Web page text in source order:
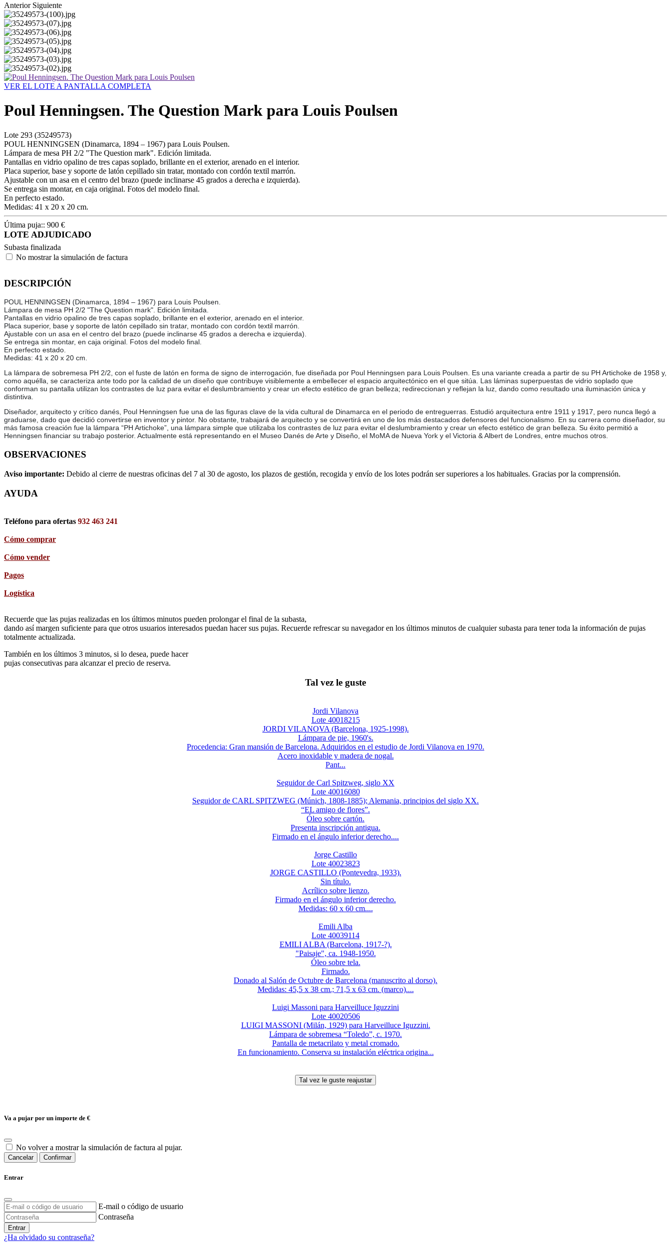
Anterior Siguiente
VER EL LOTE A PANTALLA COMPLETA
Poul Henningsen. The Question Mark para Louis Poulsen
Lote 293 (35249573)
POUL HENNINGSEN (Dinamarca, 1894 – 1967) para Louis Poulsen.
Lámpara de mesa PH 2/2 "The Question mark". Edición limitada.
Pantallas en vidrio opalino de tres capas soplado, brillante en el exterior, arenado en el interior.
Placa superior, base y soporte de latón cepillado sin tratar, montado con cordón textil marrón.
Ajustable con un asa en el centro del brazo (puede inclinarse 45 grados a derecha e izquierda).
Se entrega sin montar, en caja original. Fotos del modelo final.
En perfecto estado.
Medidas: 41 x 20 x 20 cm.
Última puja:: 900 €
LOTE ADJUDICADO
Subasta finalizada
No mostrar la simulación de factura
DESCRIPCIÓN
POUL HENNINGSEN (Dinamarca, 1894 – 1967) para Louis Poulsen.
Lámpara de mesa PH 2/2 "The Question mark". Edición limitada.
Pantallas en vidrio opalino de tres capas soplado, brillante en el exterior, arenado en el interior.
Placa superior, base y soporte de latón cepillado sin tratar, montado con cordón textil marrón.
Ajustable con un asa en el centro del brazo (puede inclinarse 45 grados a derecha e izquierda).
Se entrega sin montar, en caja original. Fotos del modelo final.
En perfecto estado.
Medidas: 41 x 20 x 20 cm.
La lámpara de sobremesa PH 2/2, con el fuste de latón en forma de signo de interrogación, fue diseñada por Poul Henningsen para Louis Poulsen. Es una variante creada a partir de su PH Artichoke de 1958 y,
como aquélla, se caracteriza ante todo por la calidad de un diseño que contribuye visiblemente a embellecer el espacio arquitectónico en el que sitúa. Las láminas superpuestas de vidrio soplado que
conforman su pantalla utilizan los contrastes de luz para evitar el deslumbramiento y crear un efecto estético de gran belleza; redireccionan y reflejan la luz, dando como resultado una iluminación única y
distintiva.
Diseñador, arquitecto y crítico danés, Poul Henningsen fue una de las figuras clave de la vida cultural de Dinamarca en el periodo de entreguerras. Estudió arquitectura entre 1911 y 1917, pero nunca llegó a
graduarse, dado que decidió convertirse en inventor y pintor. No obstante, trabajará de arquitecto y se convertirá en uno de los más destacados defensores del funcionalismo. En su carrera como diseñador, su
más famosa creación fue la lámpara “PH Artichoke”, una lámpara simple que utilizaba los contrastes de luz para evitar el deslumbramiento y crear un efecto estético de gran belleza. Su éxito permitió a
Henningsen financiar su trabajo posterior. Actualmente está representando en el Museo Danés de Arte y Diseño, el MoMA de Nueva York y el Victoria & Albert de Londres, entre muchos otros.
OBSERVACIONES
Aviso importante: Debido al cierre de nuestras oficinas del 7 al 30 de agosto, los plazos de gestión, recogida y envío de los lotes podrán ser superiores a los habituales. Gracias por la comprensión.
AYUDA
Teléfono para ofertas 932 463 241
Cómo comprar
Cómo vender
Pagos
Logística
Recuerde que las pujas realizadas en los últimos minutos pueden prolongar el final de la subasta,
dando así margen suficiente para que otros usuarios interesados puedan hacer sus pujas. Recuerde refrescar su navegador en los últimos minutos de cualquier subasta para tener toda la información de pujas
totalmente actualizada.
También en los últimos 3 minutos, si lo desea, puede hacer
pujas consecutivas para alcanzar el precio de reserva.
Tal vez le guste
Jordi Vilanova
Lote 40018215
JORDI VILANOVA (Barcelona, 1925-1998).
Lámpara de pie, 1960's.
Procedencia: Gran mansión de Barcelona. Adquiridos en el estudio de Jordi Vilanova en 1970.
Acero inoxidable y madera de nogal.
Pant...
Seguidor de Carl Spitzweg, siglo XX
Lote 40016080
Seguidor de CARL SPITZWEG (Múnich, 1808-1885); Alemania, principios del siglo XX.
“EL amigo de flores”.
Óleo sobre cartón.
Presenta inscripción antigua.
Firmado en el ángulo inferior derecho....
Jorge Castillo
Lote 40023823
JORGE CASTILLO (Pontevedra, 1933).
Sin título.
Acrílico sobre lienzo.
Firmado en el ángulo inferior derecho.
Medidas: 60 x 60 cm....
Emili Alba
Lote 40039114
EMILI ALBA (Barcelona, 1917-?).
"Paisaje", ca. 1948-1950.
Óleo sobre tela.
Firmado.
Donado al Salón de Octubre de Barcelona (manuscrito al dorso).
Medidas: 45,5 x 38 cm.; 71,5 x 63 cm. (marco)....
Luigi Massoni para Harveilluce Iguzzini
Lote 40020506
LUIGI MASSONI (Milán, 1929) para Harveilluce Iguzzini.
Lámpara de sobremesa “Toledo”, c. 1970.
Pantalla de metacrilato y metal cromado.
En funcionamiento. Conserva su instalación eléctrica origina...
Va a pujar por un importe de €
No volver a mostrar la simulación de factura al pujar.
Cancelar Confirmar
Entrar
E-mail o código de usuario
Contraseña
Entrar
¿Ha olvidado su contraseña?